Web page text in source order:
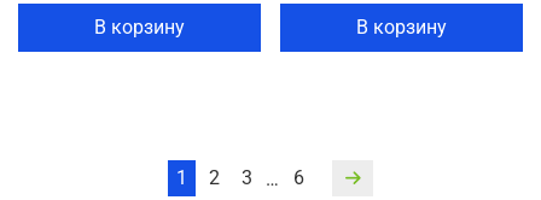
В корзину В корзину
1 2 3 … 6